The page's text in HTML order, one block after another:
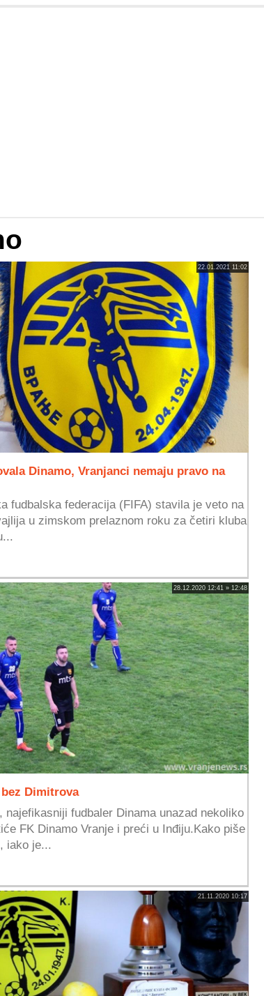
22.01.2021 11:02
Dinamo, Vranjanci nemaju pravo na
fudbalska federacija (FIFA) stavila je veto na
u zimskom prelaznom roku za četiri kluba
28.12.2020 12:41 » 12:48
Dimitrova
najefikasniji fudbaler Dinama unazad nekoliko
FK Dinamo Vranje i preći u Inđiju.Kako piše
iako je...
21.11.2020 10:17